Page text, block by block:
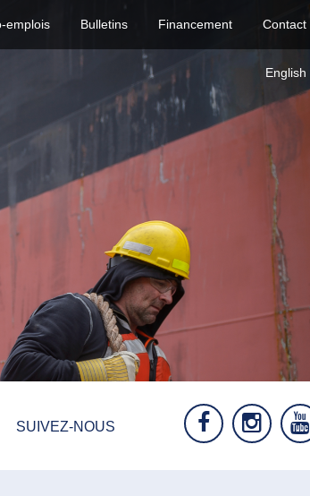
emplois Bulletins Financement Contact
English
SUIVEZ-NOUS